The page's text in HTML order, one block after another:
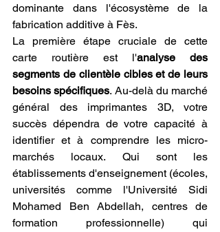
dominante dans l'écosystème de la
fabrication additive à Fès.
La première étape cruciale de cette
carte routière est l'analyse des
segments de clientèle cibles et de leurs
besoins spécifiques. Au-delà du marché
général des imprimantes 3D, votre
succès dépendra de votre capacité à
identifier et à comprendre les micro-
marchés locaux. Qui sont les
établissements d'enseignement (écoles,
universités comme l'Université Sidi
Mohamed Ben Abdellah, centres de
formation professionnelle) qui